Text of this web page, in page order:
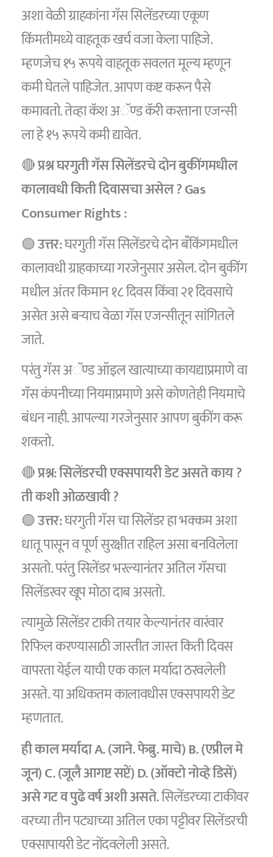
अशा वेळी ग्राहकांना गॅस सिलेंडरच्या एकूण
किंमतीमध्ये वाहतूक खर्च वजा केला पाहिजे.
म्हणजेच १५ रूपये वाहतूक सवलत मूल्य म्हणून
कमी घेतले पाहिजेत. आपण कष्ट करून पैसे
कमावतो. तेव्हा कॅश अॅण्ड कॅरी करताना एजन्सी
ला हे १५ रूपये कमी द्यावेत.
🔴प्रश्न घरगुती गॅस सिलेंडरचे दोन बुकींगमधील
कालावधी किती दिवासचा असेल ? Gas
Consumer Rights :
🟢उत्तर:घरगुती गॅस सिलेंडरचे दोन बँकिंगमधील
कालावधी ग्राहकाच्या गरजेनुसार असेल. दोन बुकींग
मधील अंतर किमान १८ दिवस किंवा २१ दिवसाचे
असेत असे बऱ्याच वेळा गॅस एजन्सीतून सांगितले
जाते.
परंतु गॅस अॅण्ड ऑइल खात्याच्या कायद्याप्रमाणे वा
गॅस कंपनीच्या नियमाप्रमाणे असे कोणतेही नियमाचे
बंधन नाही. आपल्या गरजेनुसार आपण बुकींग करू
शकतो.
🔴प्रश्न: सिलेंडरची एक्सपायरी डेट असते काय ?
ती कशी ओळखावी ?
🟢उत्तर:घरगुती गॅस चा सिलेंडर हा भक्कम अशा
धातू पासून व पूर्ण सुरक्षीत राहिल असा बनविलेला
असतो. परंतु सिलेंडर भरल्यानंतर अतिल गॅसचा
सिलेंडरवर खूप मोठा दाब असतो.
त्यामुळे सिलेंडर टाकी तयार केल्यानंतर वारंवार
रिफिल करण्यासाठी जास्तीत जास्त किती दिवस
वापरता येईल याची एक काल मर्यादा ठरवलेली
असते. या अधिकतम कालावधीस एक्सपायरी डेट
म्हणतात.
ही काल मर्यादा A. (जाने. फेब्रु. माचे) B. (एप्रील मे
जून) C. (जूलै आगष्ट सप्टें) D. (ऑक्टो नोव्हे डिसें)
असे गट व पुढे वर्ष अशी असते.सिलेंडरच्या टाकीवर
वरच्या तीन पट्याच्या अतिल एका पट्टीवर सिलेंडरची
एक्सापायरी डेट नोंदवलेली असते.